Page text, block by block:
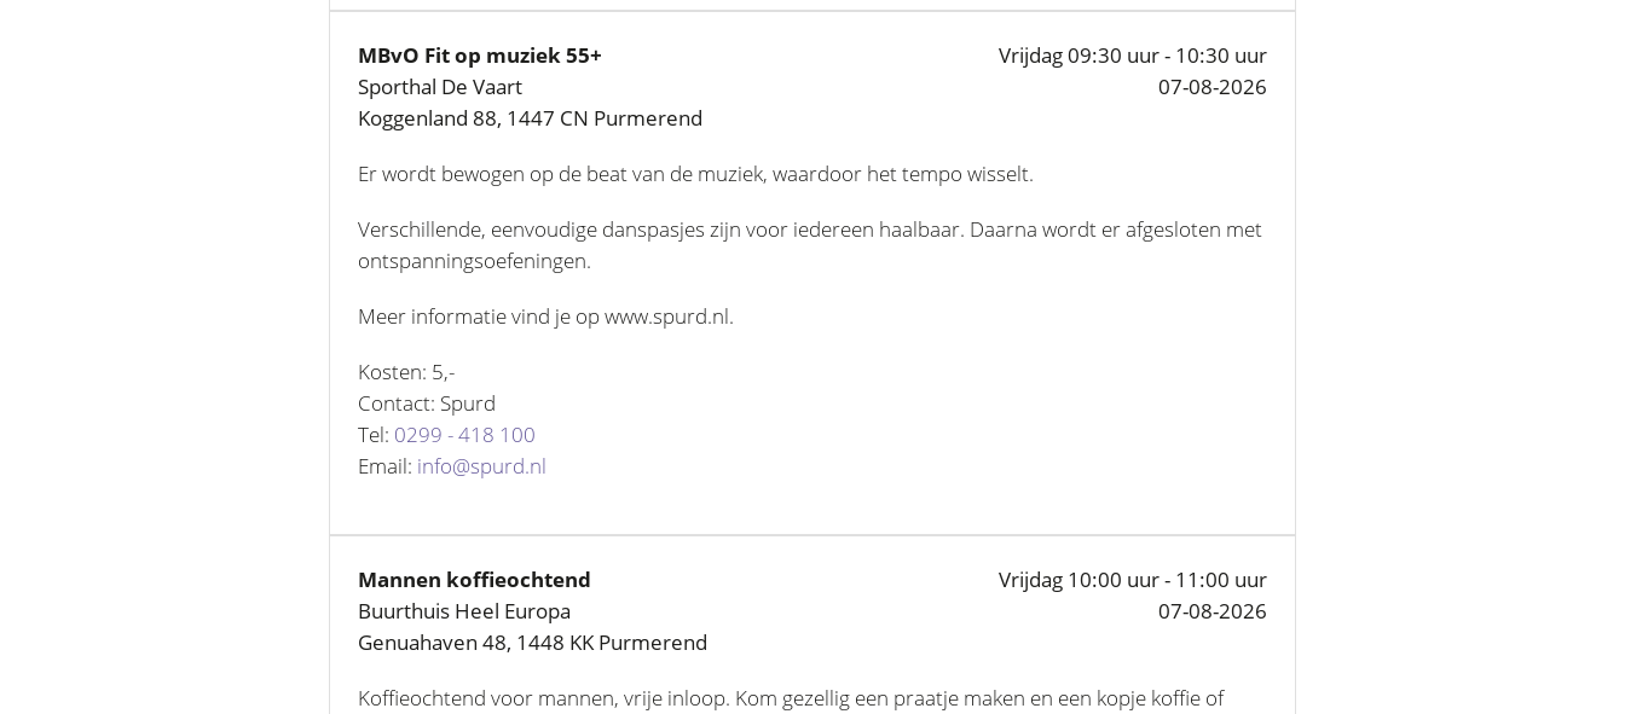
MBvO Fit op muziek 55+
Sporthal De Vaart
Koggenland 88, 1447 CN Purmerend
Vrijdag 09:30 uur - 10:30 uur
07-08-2026
Er wordt bewogen op de beat van de muziek, waardoor het tempo wisselt.
Verschillende, eenvoudige danspasjes zijn voor iedereen haalbaar. Daarna wordt er afgesloten met
ontspanningsoefeningen.
Meer informatie vind je op www.spurd.nl.
Kosten: 5,-
Contact: Spurd
Tel: 0299 - 418 100
Email: info@spurd.nl
Mannen koffieochtend
Buurthuis Heel Europa
Genuahaven 48, 1448 KK Purmerend
Vrijdag 10:00 uur - 11:00 uur
07-08-2026
Koffieochtend voor mannen, vrije inloop. Kom gezellig een praatje maken en een kopje koffie of